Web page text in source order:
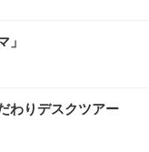
わりデスクツアー